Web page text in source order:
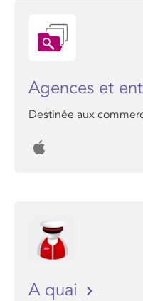
Agences et
Destinée aux
A quai